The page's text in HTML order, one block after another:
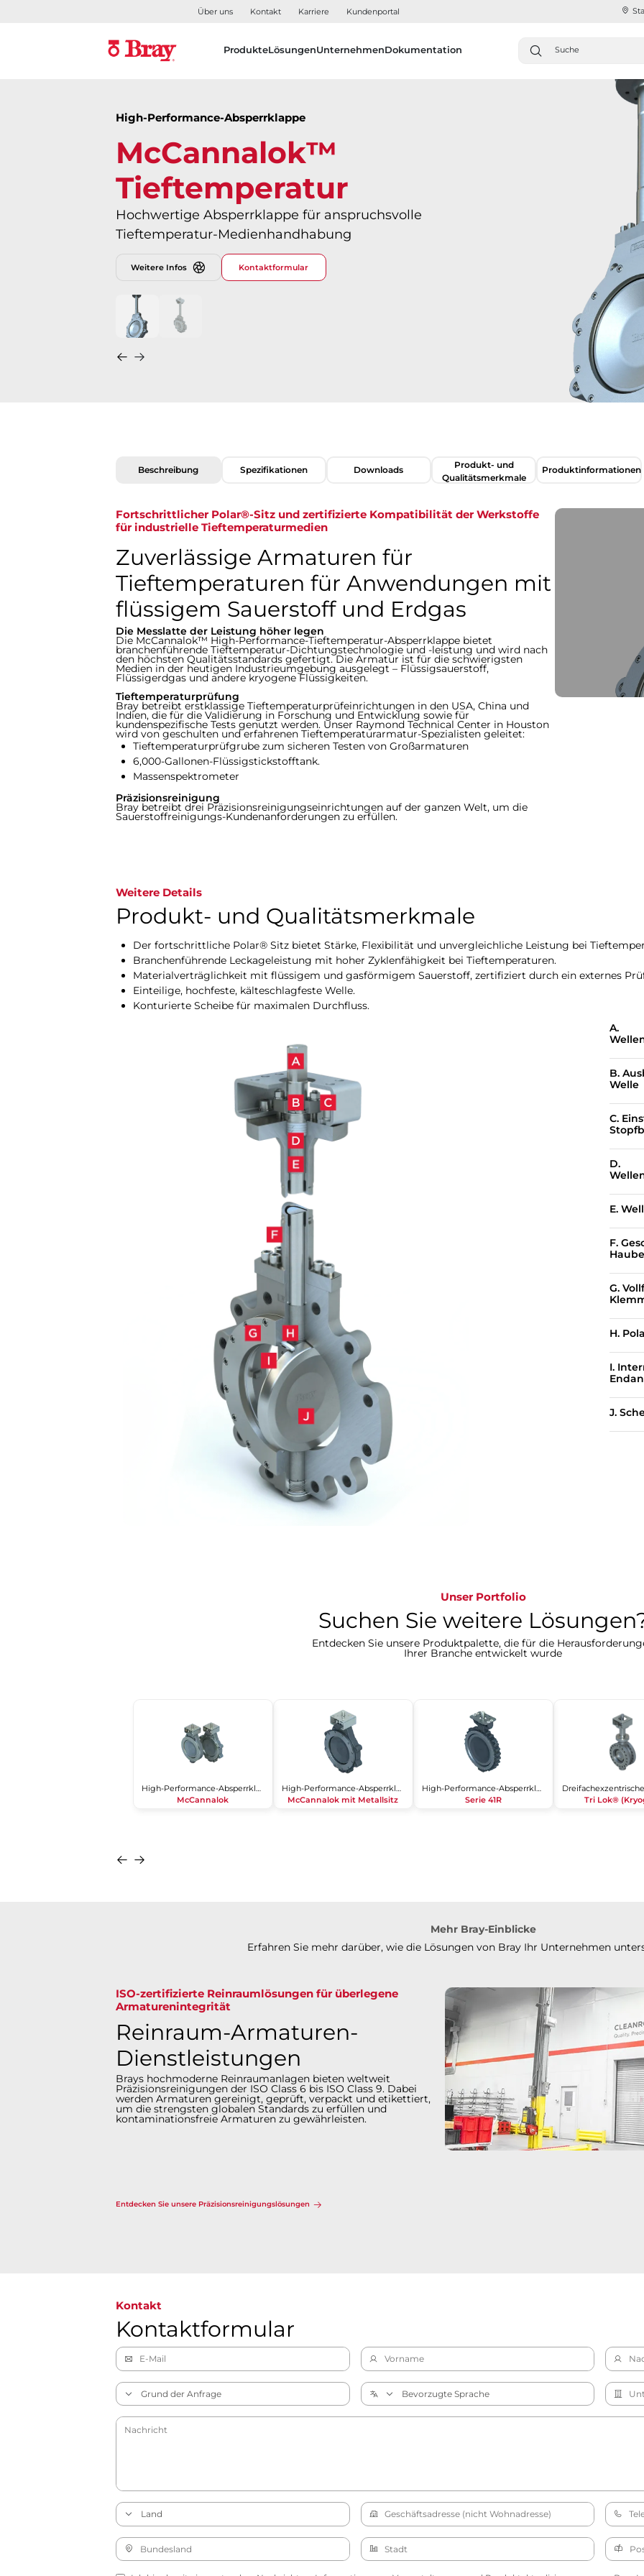
Über uns Kontakt Karriere Kundenportal
ProdukteLösungenUnternehmenDokumentation
High-Performance-Absperrklappe
McCannalok™
Tieftemperatur
Hochwertige Absperrklappe für anspruchsvolle
Tieftemperatur-Medienhandhabung
Weitere Infos Kontaktformular
Beschreibung Spezifikationen Downloads
Produkt- und
Qualitätsmerkmale
Produktinformationen​​​​​​​
Fortschrittlicher Polar®-Sitz und zertifizierte Kompatibilität der Werkstoffe
für industrielle Tieftemperaturmedien​​​​​​​
Zuverlässige Armaturen für
Tieftemperaturen für Anwendungen mit
flüssigem Sauerstoff und Erdgas​​​​​​​
Die Messlatte der Leistung höher legen
Die McCannalok™ High-Performance-Tieftemperatur-Absperrklappe bietet
branchenführende Tieftemperatur-Dichtungstechnologie und -leistung und wird nach
den höchsten Qualitätsstandards gefertigt. Die Armatur ist für die schwierigsten
Medien in der heutigen Industrieumgebung ausgelegt – Flüssigsauerstoff,
Flüssigerdgas und andere kryogene Flüssigkeiten.
Tieftemperaturprüfung
Bray betreibt erstklassige Tieftemperaturprüfeinrichtungen in den USA, China und
Indien, die für die Validierung in Forschung und Entwicklung sowie für
kundenspezifische Tests genutzt werden. Unser Raymond Technical Center in Houston
wird von geschulten und erfahrenen Tieftemperaturarmatur-Spezialisten geleitet:
Tieftemperaturprüfgrube zum sicheren Testen von Großarmaturen
6,000-Gallonen-Flüssigstickstofftank.
Massenspektrometer
Präzisionsreinigung
Bray betreibt drei Präzisionsreinigungseinrichtungen auf der ganzen Welt, um die
Sauerstoffreinigungs-Kundenanforderungen zu erfüllen.
Weitere Details
Produkt- und Qualitätsmerkmale
Der fortschrittliche Polar® Sitz bietet Stärke, Flexibilität und unvergleichliche Leistung bei
Branchenführende Leckageleistung mit hoher Zyklenfähigkeit bei Tieftemperaturen.
Materialverträglichkeit mit flüssigem und gasförmigem Sauerstoff, zertifiziert durch ein externes
Einteilige, hochfeste, kälteschlagfeste Welle.
Konturierte Scheibe für maximalen Durchfluss.
A.
B.
Welle
C.
D.
E.
F.
Haube
G.
H.
I.
J.
Unser Portfolio
Suchen Sie weitere
Entdecken Sie unsere Produktpalette, die für die
Ihrer Branche entwickelt wurde​​​​​​​
High-Performance-Absperrklappe
McCannalok
High-Performance-Absperrklappe
McCannalok mit Metallsitz
High-Performance-Absperrklappe
Serie 41R
Tri Lok®
Mehr Bray-Einblicke
Erfahren Sie mehr darüber, wie die Lösungen von Bray Ihr Unternehmen
ISO-zertifizierte Reinraumlösungen für überlegene
Armaturenintegrität​​​​​​​
Reinraum-Armaturen-
Dienstleistungen
Brays hochmoderne Reinraumanlagen bieten weltweit
Präzisionsreinigungen der ISO Class 6 bis ISO Class 9. Dabei
werden Armaturen gereinigt, geprüft, verpackt und etikettiert,
um die strengsten globalen Standards zu erfüllen und
kontaminationsfreie Armaturen zu gewährleisten.​​​​​​​
Entdecken Sie unsere Präzisionsreinigungslösungen​​​​​​​
Kontakt
Kontaktformular